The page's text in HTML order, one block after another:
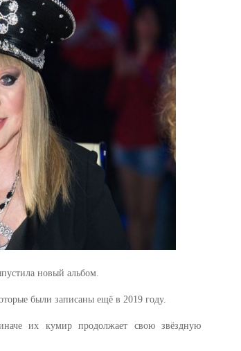
новый альбом.
были записаны ещё в 2019 году.
их кумир продолжает свою звёздную